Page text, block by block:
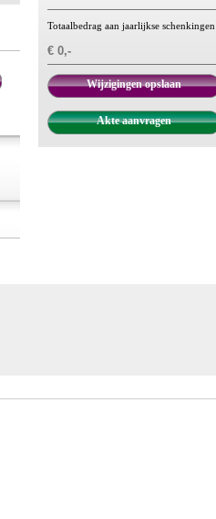
Totaalbedrag aan jaarlijkse schenkingen
€ 0,-
Wijzigingen opslaan
Akte aanvragen